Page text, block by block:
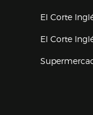
El Corte
El Corte